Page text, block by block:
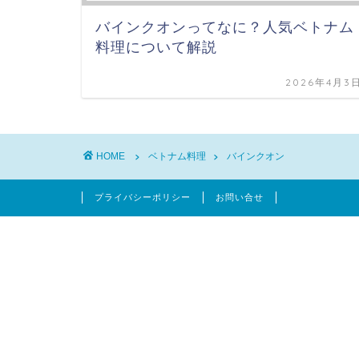
バインクオンってなに？人気ベトナム
料理について解説
2026年4月3
HOME ベトナム料理 バインクオン
プライバシーポリシー お問い合せ